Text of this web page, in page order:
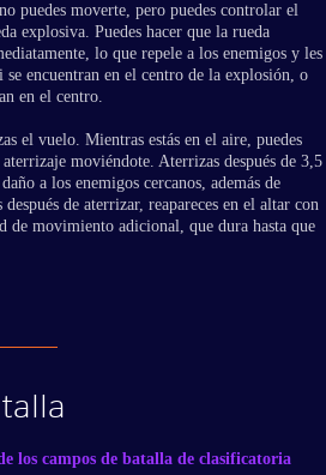
puedes moverte, pero puedes controlar el
explosiva. Puedes hacer que la rueda
lo que repele a los enemigos y les
encuentran en el centro de la explosión, o
en el centro.
el vuelo. Mientras estás en el aire, puedes
moviéndote. Aterrizas después de 3,5
a los enemigos cercanos, además de
de aterrizar, reapareces en el altar con
de movimiento adicional, que dura hasta que
los campos de batalla de clasificatoria